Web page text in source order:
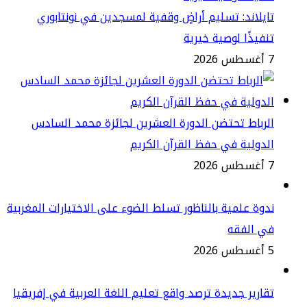
تسليم أراضٍ وقفية لمسجدين في نونتابوري
لوصية خيرية
تحتضن الدورة العشرين لجائزة محمد السادس
في حفظ القرآن الكريم
علمية بالناظور تسلط الضوء على الاختيارات المغربية
الفقه
جديدة ترصد واقع تعليم اللغة العربية في إفريقيا